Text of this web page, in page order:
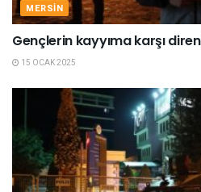
MERSIN
Gençlerin kayyıma karşı
15 OCAK 2025